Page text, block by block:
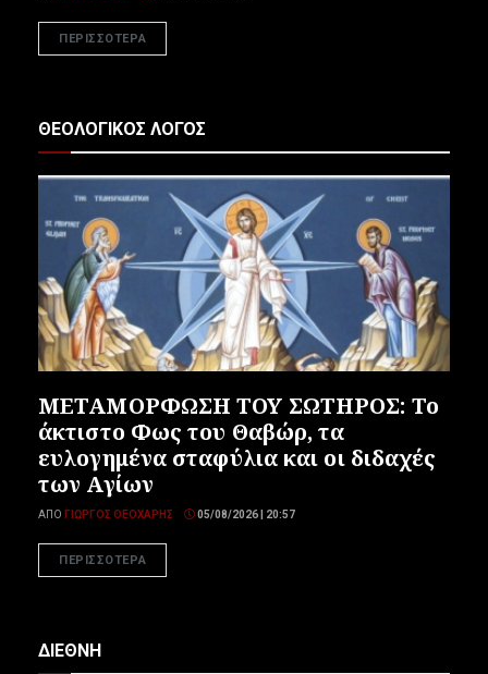
ΠΕΡΙΣΣΟΤΕΡΑ
ΘΕΟΛΟΓΙΚΟΣ ΛΟΓΟΣ
ΜΕΤΑΜΟΡΦΩΣΗ ΤΟΥ ΣΩΤΗΡΟΣ: Το
άκτιστο Φως του Θαβώρ, τα
ευλογημένα σταφύλια και οι διδαχές
των Αγίων
ΑΠΌ ΓΙΏΡΓΟΣ ΘΕΟΧΆΡΗΣ 05/08/2026 | 20:57
ΠΕΡΙΣΣΟΤΕΡΑ
ΔΙΕΘΝΗ